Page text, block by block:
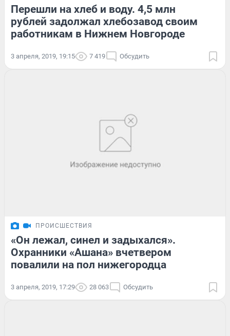
Перешли на хлеб и воду. 4,5 млн
рублей задолжал хлебозавод своим
работникам в Нижнем Новгороде
3 апреля, 2019, 19:15 7 419 Обсудить
ПРОИСШЕСТВИЯ
«Он лежал, синел и задыхался».
Охранники «Ашана» вчетвером
повалили на пол нижегородца
3 апреля, 2019, 17:29 28 063 Обсудить